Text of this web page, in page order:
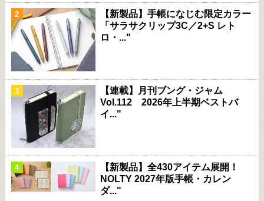
【新製品】手帳になじむ限定カラー
「サラサクリップ3C／2+S レト
ロ・..."
【連載】月刊ブング・ジャム
Vol.112 2026年上半期ベストバ
イ..."
【新製品】全430アイテム展開！
NOLTY 2027年版手帳・カレン
ダ..."